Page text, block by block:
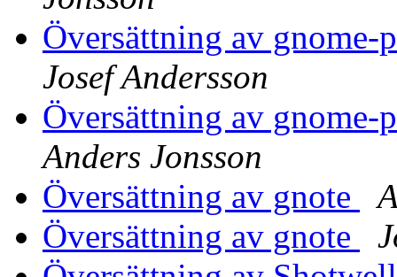
Översättning av
Josef Andersson
Översättning av
Anders Jonsson
Översättning av gnote
Översättning av gnote